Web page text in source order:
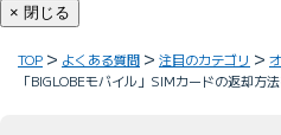
× 閉じる
TOP よくある質問 注目のカテゴリ
「BIGLOBEモバイル」SIMカードの返却方